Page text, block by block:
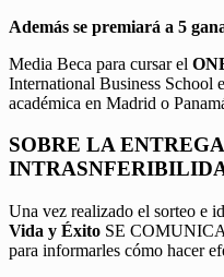
Además se premiará a 5
Media Beca para cursar el
International Business School
académica en Madrid o
SOBRE LA
Una vez realizado el sorteo e
Vida y Éxito SE
para informarles cómo hacer